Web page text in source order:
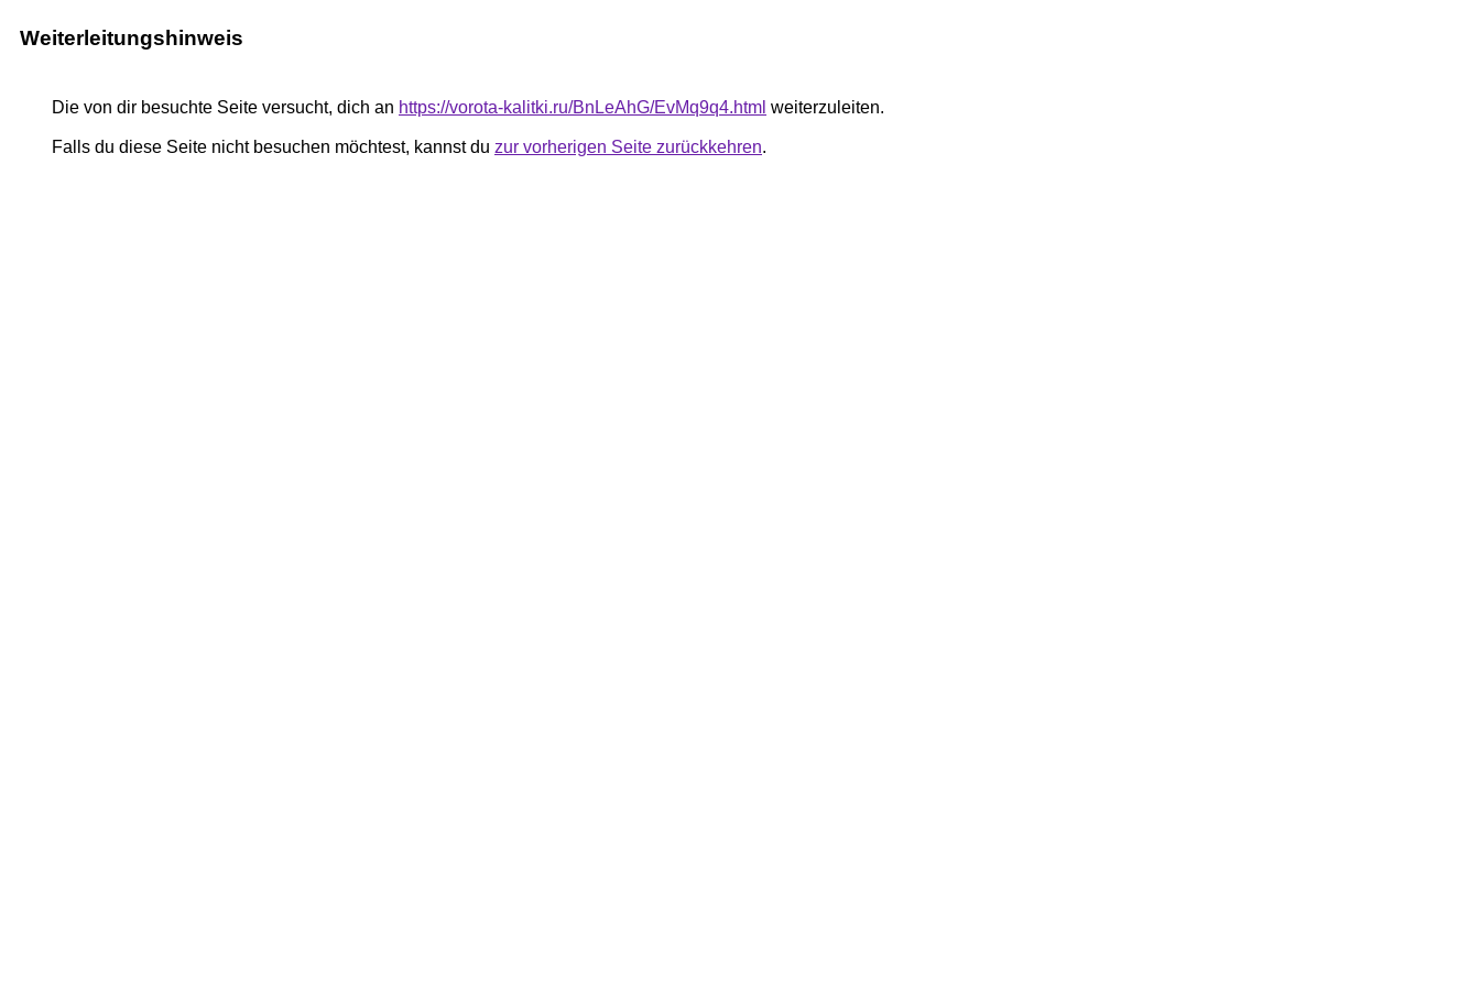
Weiterleitungshinweis
Die von dir besuchte Seite versucht, dich an https://vorota-kalitki.ru/BnLeAhG/EvMq9q4.html weiterzuleiten.
Falls du diese Seite nicht besuchen möchtest, kannst du zur vorherigen Seite zurückkehren.